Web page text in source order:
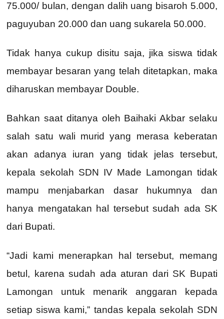
75.000/ bulan, dengan dalih uang bisaroh 5.000,
paguyuban 20.000 dan uang sukarela 50.000.
Tidak hanya cukup disitu saja, jika siswa tidak
membayar besaran yang telah ditetapkan, maka
diharuskan membayar Double.
Bahkan saat ditanya oleh Baihaki Akbar selaku
salah satu wali murid yang merasa keberatan
akan adanya iuran yang tidak jelas tersebut,
kepala sekolah SDN IV Made Lamongan tidak
mampu menjabarkan dasar hukumnya dan
hanya mengatakan hal tersebut sudah ada SK
dari Bupati.
“Jadi kami menerapkan hal tersebut, memang
betul, karena sudah ada aturan dari SK Bupati
Lamongan untuk menarik anggaran kepada
setiap siswa kami,” tandas kepala sekolah SDN